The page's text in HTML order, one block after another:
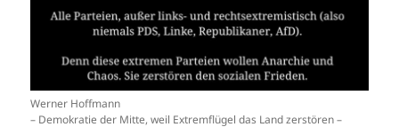
Werner Hoffmann
– Demokratie der Mitte, weil Extremflügel das Land zerstören –